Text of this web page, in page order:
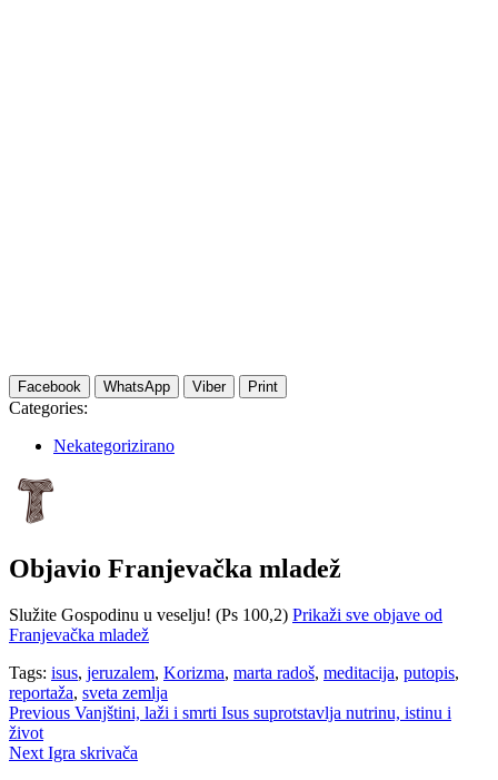
Facebook WhatsApp Viber Print
Categories:
Nekategorizirano
Objavio Franjevačka mladež
Služite Gospodinu u veselju! (Ps 100,2) Prikaži sve objave od
Franjevačka mladež
Tags: isus, jeruzalem, Korizma, marta radoš, meditacija, putopis,
reportaža, sveta zemlja
Navigacija
objava
Previous Vanjštini, laži i smrti Isus suprotstavlja nutrinu, istinu i
život
Next Igra skrivača